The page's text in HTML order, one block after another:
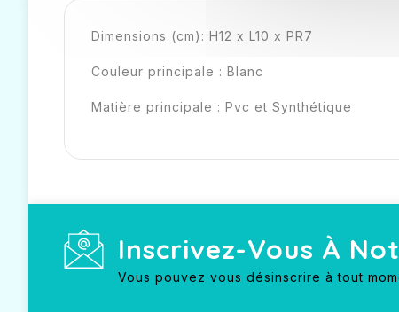
Dimensions (cm): H12 x L10 x PR7
Couleur principale : Blanc
Matière principale : Pvc et Synthétique
Inscrivez-Vous À
Vous pouvez vous désinscrire à tout